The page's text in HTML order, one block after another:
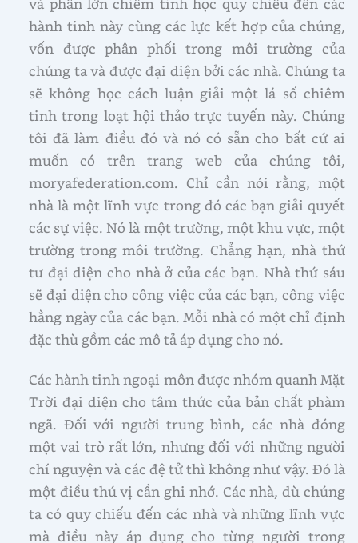
hành tinh này cùng các lực kết hợp của chúng,
vốn được phân phối trong môi trường của
chúng ta và được đại diện bởi các nhà. Chúng ta
sẽ không học cách luận giải một lá số chiêm
tinh trong loạt hội thảo trực tuyến này. Chúng
tôi đã làm điều đó và nó có sẵn cho bất cứ ai
muốn có trên trang web của chúng tôi,
moryafederation.com. Chỉ cần nói rằng, một
nhà là một lĩnh vực trong đó các bạn giải quyết
các sự việc. Nó là một trường, một khu vực, một
trường trong môi trường. Chẳng hạn, nhà thứ
tư đại diện cho nhà ở của các bạn. Nhà thứ sáu
sẽ đại diện cho công việc của các bạn, công việc
hằng ngày của các bạn. Mỗi nhà có một chỉ định
đặc thù gồm các mô tả áp dụng cho nó.
Các hành tinh ngoại môn được nhóm quanh Mặt
Trời đại diện cho tâm thức của bản chất phàm
ngã. Đối với người trung bình, các nhà đóng
một vai trò rất lớn, nhưng đối với những người
chí nguyện và các đệ tử thì không như vậy. Đó là
một điều thú vị cần ghi nhớ. Các nhà, dù chúng
ta có quy chiếu đến các nhà và những lĩnh vực
mà điều này áp dụng cho từng người trong